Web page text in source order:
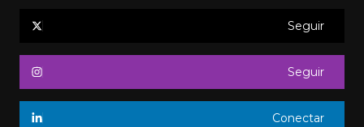
Seguir
Seguir
Conectar